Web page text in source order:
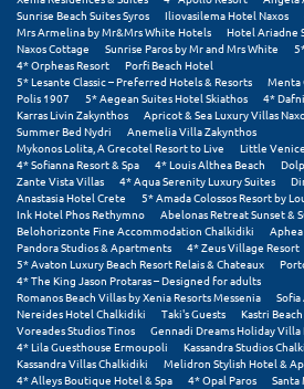
Sunrise Beach Suites Syros
Iliovasilema Hotel Naxos
Mrs Armelina by Mr&Mrs White Hotels
Hotel Ariadne
Naxos Cottage
Sunrise Paros by Mr and Mrs White
4* Orpheas Resort
Porfi Beach Hotel
5* Lesante Classic – Preferred Hotels & Resorts
Menta
Polis 1907
5* Aegean Suites Hotel Skiathos
4*
Karras Livin Zakynthos
Apricot & Sea Luxury Villas
Summer Bed Nydri
Anemelia Villa Zakynthos
Mykonos Lolita, A Grecotel Resort to Live
Little
4* Sofianna Resort & Spa
4* Louis Althea Beach
Zante Vista Villas
4* Aqua Serenity Luxury Suites
Anastasia Hotel Crete
5* Amada Colossos Resort by
Ink Hotel Phos Rethymno
Abelonas Retreat Sunset &
Belohorizonte Fine Accommodation Chalkidiki
Pandora Studios & Apartments
4* Zeus Village Resort
5* Avaton Luxury Beach Resort Relais & Chateaux
4* The King Jason Protaras – Designed for adults
Romanos Beach Villas by Xenia Resorts Messenia
Nereides Hotel Chalkidiki
Taki's Guests
Kastri
Voreades Studios Tinos
Gennadi Dreams Holiday Villa
4* Lila Guesthouse Ermoupoli
Kassandra Studios
Kassandra Villas Chalkidiki
Melidron Stylish Hotel &
4* Alleys Boutique Hotel & Spa
4* Opal Paros Santa